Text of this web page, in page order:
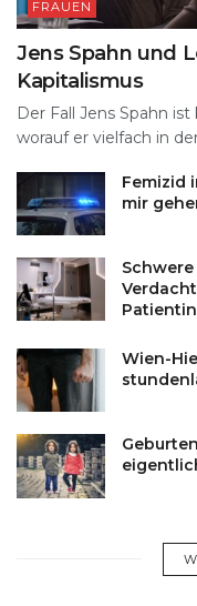
FRAUEN
Jens Spahn und
Kapitalismus
Der Fall Jens Spahn
worauf er vielfach in
Femizid
mir
Wien-